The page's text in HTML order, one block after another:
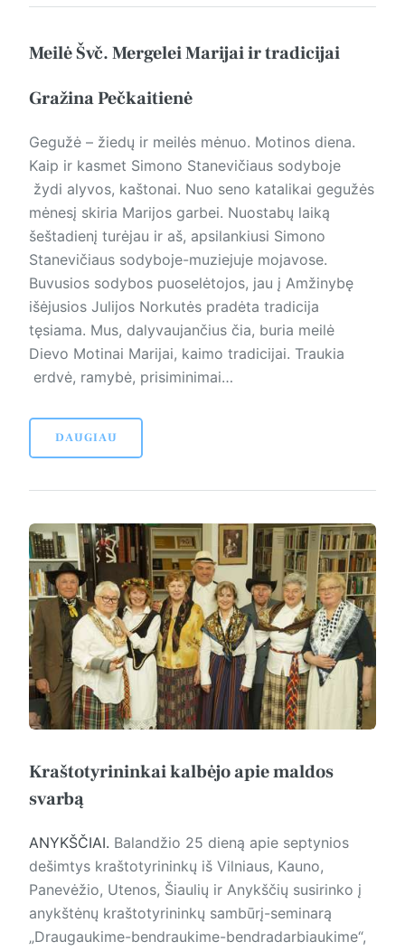
Meilė Švč. Mergelei Marijai ir tradicijai
Gražina Pečkaitienė
Gegužė – žiedų ir meilės mėnuo. Motinos diena.
Kaip ir kasmet Simono Stanevičiaus sodyboje
žydi alyvos, kaštonai. Nuo seno katalikai gegužės
mėnesį skiria Marijos garbei. Nuostabų laiką
šeštadienį turėjau ir aš, apsilankiusi Simono
Stanevičiaus sodyboje-muziejuje mojavose.
Buvusios sodybos puoselėtojos, jau į Amžinybę
išėjusios Julijos Norkutės pradėta tradicija
tęsiama. Mus, dalyvaujančius čia, buria meilė
Dievo Motinai Marijai, kaimo tradicijai. Traukia
erdvė, ramybė, prisiminimai…
DAUGIAU
Kraštotyrininkai kalbėjo apie maldos
svarbą
ANYKŠČIAI. Balandžio 25 dieną apie septynios
dešimtys kraštotyrininkų iš Vilniaus, Kauno,
Panevėžio, Utenos, Šiaulių ir Anykščių susirinko į
anykštėnų kraštotyrininkų sambūrį-seminarą
„Draugaukime-bendraukime-bendradarbiaukime“,